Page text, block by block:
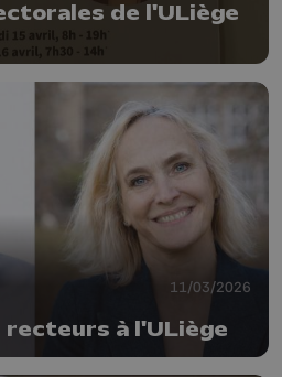
de l'ULiège
11/03/2026
recteurs à l'ULiège